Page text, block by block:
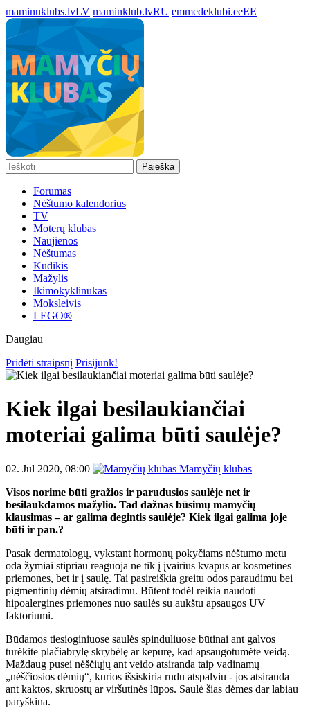
maminuklubs.lvLV maminklub.lvRU emmedeklubi.eeEE
Paieška
Forumas
Nėštumo kalendorius
TV
Moterų klubas
Naujienos
Nėštumas
Kūdikis
Mažylis
Ikimokyklinukas
Moksleivis
LEGO®
Daugiau
Pridėti straipsnį Prisijunk!
Kiek ilgai besilaukiančiai
moteriai galima būti saulėje?
02. Jul 2020, 08:00
Mamyčių klubas
Visos norime būti gražios ir parudusios saulėje net ir
besilaukdamos mažylio. Tad dažnas būsimų mamyčių
klausimas – ar galima degintis saulėje? Kiek ilgai galima joje
būti ir pan.?
Pasak dermatologų, vykstant hormonų pokyčiams nėštumo metu
oda žymiai stipriau reaguoja ne tik į įvairius kvapus ar kosmetines
priemones, bet ir į saulę. Tai pasireiškia greitu odos paraudimu bei
pigmentinių dėmių atsiradimu. Būtent todėl reikia naudoti
hipoalergines priemones nuo saulės su aukštu apsaugos UV
faktoriumi.
Būdamos tiesioginiuose saulės spinduliuose būtinai ant galvos
turėkite plačiabrylę skrybėlę ar kepurę, kad apsaugotumėte veidą.
Maždaug pusei nėščiųjų ant veido atsiranda taip vadinamų
„nėščiosios dėmių“, kurios išsiskiria rudu atspalviu - jos atsiranda
ant kaktos, skruostų ar viršutinės lūpos. Saulė šias dėmes dar labiau
paryškina.